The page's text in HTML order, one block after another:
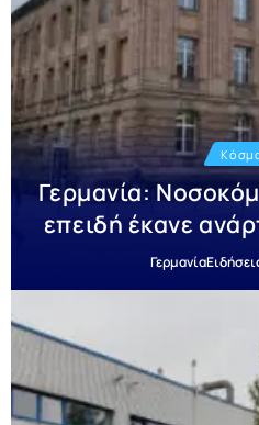
Γερμανία:
επειδή έκανε
Γερμανία